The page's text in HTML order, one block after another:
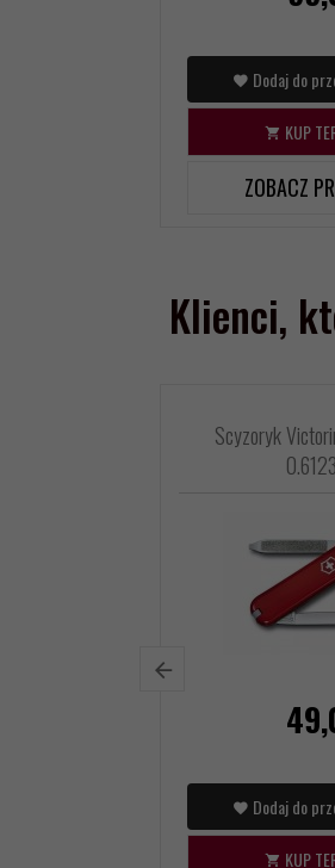
Dodaj do
KUP
ZOBACZ
Klienci,
Scyzoryk
0.6123
49,
Dodaj do
KUP